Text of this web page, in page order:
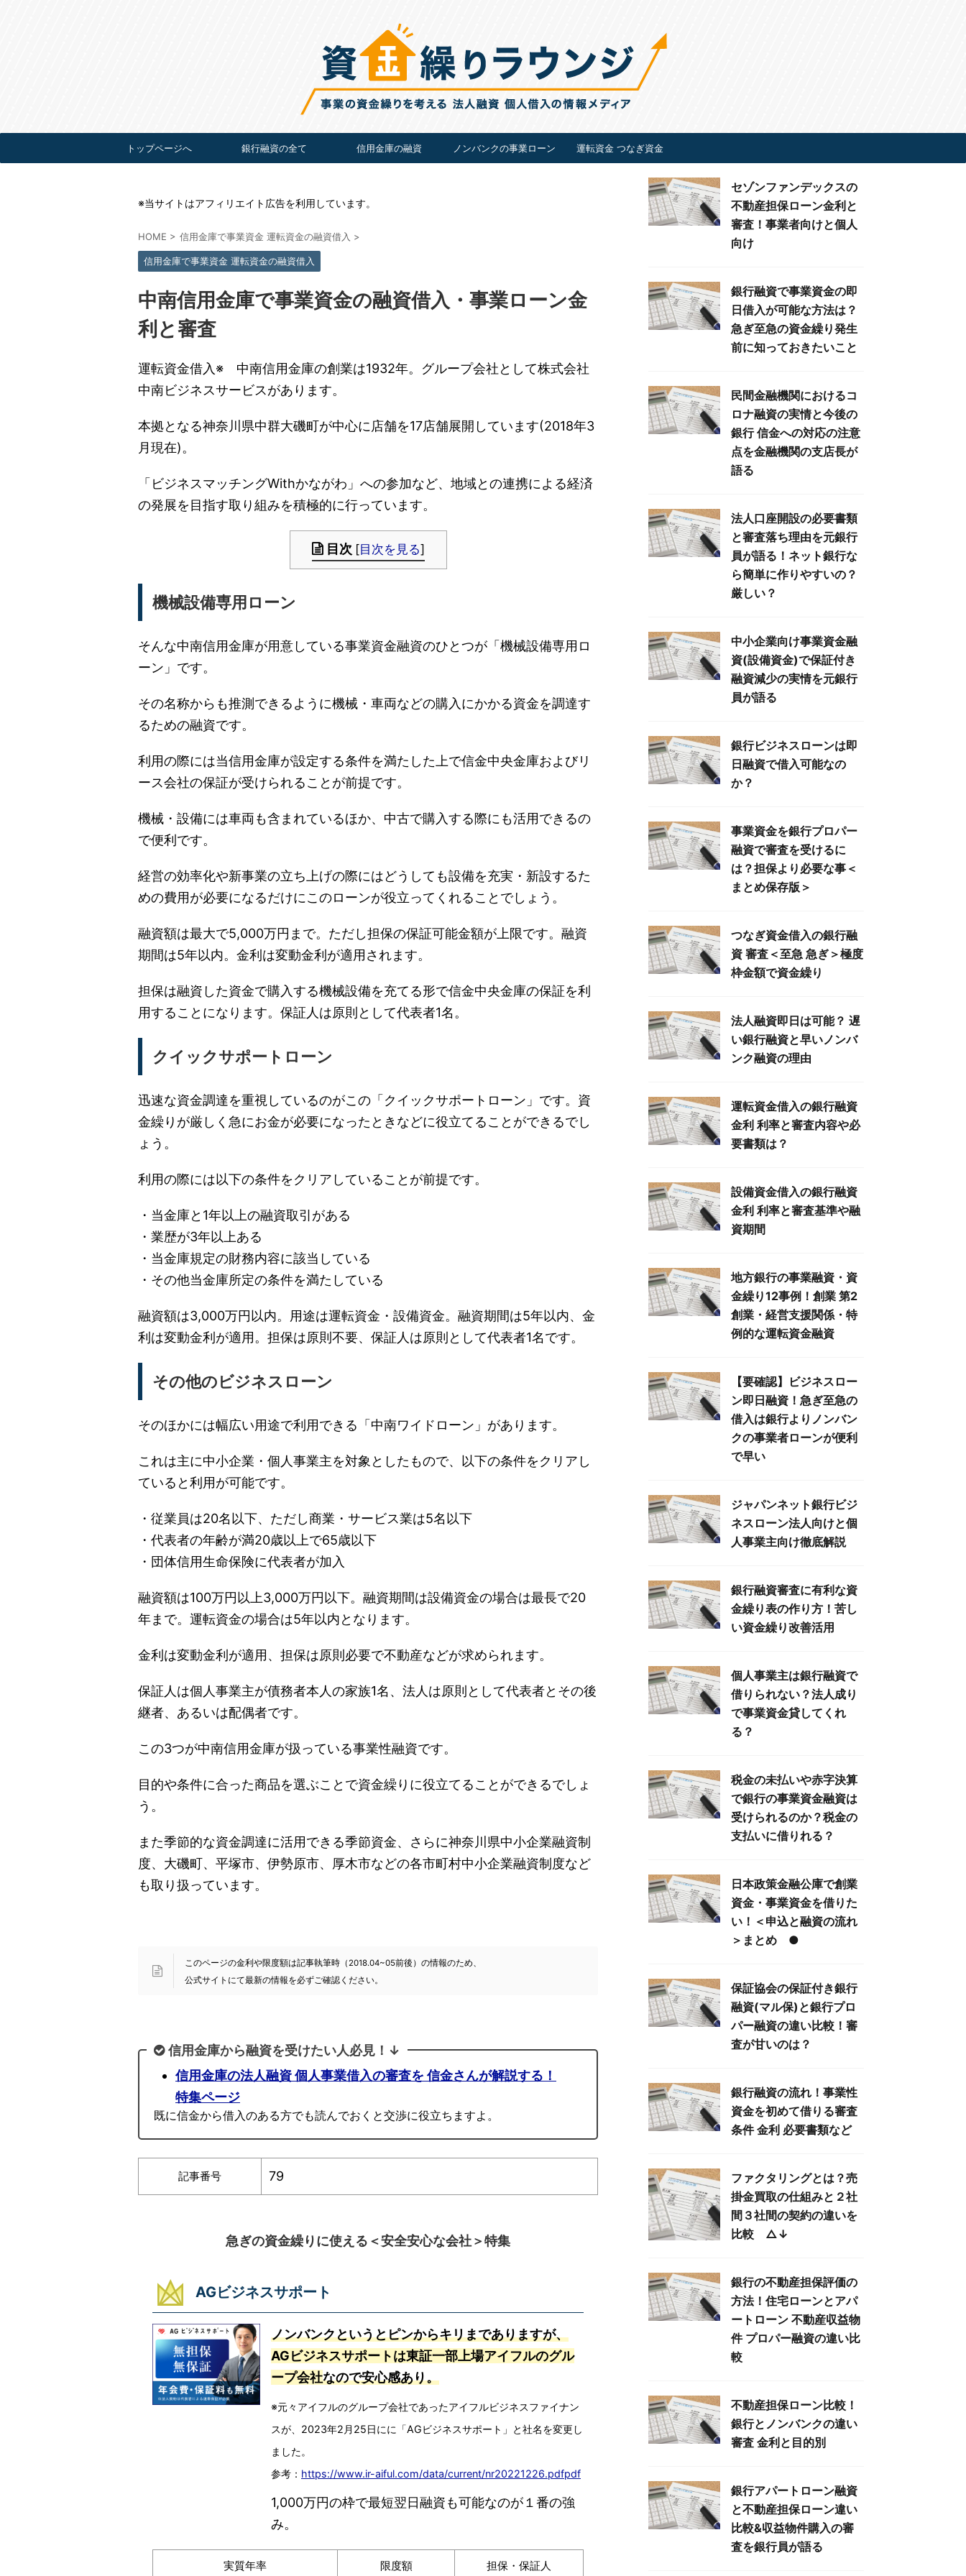
トップページへ 銀行融資の全て 信用金庫の融資 ノンバンクの事業ローン 運転資金 つなぎ資金
※当サイトはアフィリエイト広告を利用しています。
HOME > 信用金庫で事業資金 運転資金の融資借入 >
信用金庫で事業資金 運転資金の融資借入
中南信用金庫で事業資金の融資借入・事業ローン金
利と審査
運転資金借入※ 中南信用金庫の創業は1932年。グループ会社として株式会社
中南ビジネスサービスがあります。
本拠となる神奈川県中群大磯町が中心に店舗を17店舗展開しています(2018年3
月現在)。
「ビジネスマッチングWithかながわ」への参加など、地域との連携による経済
の発展を目指す取り組みを積極的に行っています。
目次 [目次を見る]
機械設備専用ローン
そんな中南信用金庫が用意している事業資金融資のひとつが「機械設備専用ロ
ーン」です。
その名称からも推測できるように機械・車両などの購入にかかる資金を調達す
るための融資です。
利用の際には当信用金庫が設定する条件を満たした上で信金中央金庫およびリ
ース会社の保証が受けられることが前提です。
機械・設備には車両も含まれているほか、中古で購入する際にも活用できるの
で便利です。
経営の効率化や新事業の立ち上げの際にはどうしても設備を充実・新設するた
めの費用が必要になるだけにこのローンが役立ってくれることでしょう。
融資額は最大で5,000万円まで。ただし担保の保証可能金額が上限です。融資
期間は5年以内。金利は変動金利が適用されます。
担保は融資した資金で購入する機械設備を充てる形で信金中央金庫の保証を利
用することになります。保証人は原則として代表者1名。
クイックサポートローン
迅速な資金調達を重視しているのがこの「クイックサポートローン」です。資
金繰りが厳しく急にお金が必要になったときなどに役立てることができるでし
ょう。
利用の際には以下の条件をクリアしていることが前提です。
・当金庫と1年以上の融資取引がある
・業歴が3年以上ある
・当金庫規定の財務内容に該当している
・その他当金庫所定の条件を満たしている
融資額は3,000万円以内。用途は運転資金・設備資金。融資期間は5年以内、金
利は変動金利が適用。担保は原則不要、保証人は原則として代表者1名です。
その他のビジネスローン
そのほかには幅広い用途で利用できる「中南ワイドローン」があります。
これは主に中小企業・個人事業主を対象としたもので、以下の条件をクリアし
ていると利用が可能です。
・従業員は20名以下、ただし商業・サービス業は5名以下
・代表者の年齢が満20歳以上で65歳以下
・団体信用生命保険に代表者が加入
融資額は100万円以上3,000万円以下。融資期間は設備資金の場合は最長で20
年まで。運転資金の場合は5年以内となります。
金利は変動金利が適用、担保は原則必要で不動産などが求められます。
保証人は個人事業主が債務者本人の家族1名、法人は原則として代表者とその後
継者、あるいは配偶者です。
この3つが中南信用金庫が扱っている事業性融資です。
目的や条件に合った商品を選ぶことで資金繰りに役立てることができるでしょ
う。
また季節的な資金調達に活用できる季節資金、さらに神奈川県中小企業融資制
度、大磯町、平塚市、伊勢原市、厚木市などの各市町村中小企業融資制度など
も取り扱っています。
このページの金利や限度額は記事執筆時（2018.04~05前後）の情報のため、
公式サイトにて最新の情報を必ずご確認ください。
信用金庫から融資を受けたい人必見！↓
信用金庫の法人融資 個人事業借入の審査を 信金さんが解説する！
特集ページ
既に信金から借入のある方でも読んでおくと交渉に役立ちますよ。
記事番号 79
急ぎの資金繰りに使える＜安全安心な会社＞特集
AGビジネスサポート
ノンバンクというとピンからキリまでありますが、
AGビジネスサポートは東証一部上場アイフルのグル
ープ会社なので安心感あり。
※元々アイフルのグループ会社であったアイフルビジネスファイナン
スが、2023年2月25日にに「AGビジネスサポート」と社名を変更し
ました。
参考： https://www.ir-aiful.com/data/current/nr20221226.pdfpdf
1,000万円の枠で最短翌日融資も可能なのが１番の強
み。
実質年率 限度額 担保・保証人
セゾンファンデックスの
不動産担保ローン金利と
審査！事業者向けと個人
向け
銀行融資で事業資金の即
日借入が可能な方法は？
急ぎ至急の資金繰り発生
前に知っておきたいこと
民間金融機関におけるコ
ロナ融資の実情と今後の
銀行 信金への対応の注意
点を金融機関の支店長が
語る
法人口座開設の必要書類
と審査落ち理由を元銀行
員が語る！ネット銀行な
ら簡単に作りやすいの？
厳しい？
中小企業向け事業資金融
資(設備資金)で保証付き
融資減少の実情を元銀行
員が語る
銀行ビジネスローンは即
日融資で借入可能なの
か？
事業資金を銀行プロパー
融資で審査を受けるに
は？担保より必要な事＜
まとめ保存版＞
つなぎ資金借入の銀行融
資 審査＜至急 急ぎ＞極度
枠金額で資金繰り
法人融資即日は可能？ 遅
い銀行融資と早いノンバ
ンク融資の理由
運転資金借入の銀行融資
金利 利率と審査内容や必
要書類は？
設備資金借入の銀行融資
金利 利率と審査基準や融
資期間
地方銀行の事業融資・資
金繰り12事例！創業 第2
創業・経営支援関係・特
例的な運転資金融資
【要確認】ビジネスロー
ン即日融資！急ぎ至急の
借入は銀行よりノンバン
クの事業者ローンが便利
で早い
ジャパンネット銀行ビジ
ネスローン法人向けと個
人事業主向け徹底解説
銀行融資審査に有利な資
金繰り表の作り方！苦し
い資金繰り改善活用
個人事業主は銀行融資で
借りられない？法人成り
で事業資金貸してくれ
る？
税金の未払いや赤字決算
で銀行の事業資金融資は
受けられるのか？税金の
支払いに借りれる？
日本政策金融公庫で創業
資金・事業資金を借りた
い！＜申込と融資の流れ
＞まとめ ●
保証協会の保証付き銀行
融資(マル保)と銀行プロ
パー融資の違い比較！審
査が甘いのは？
銀行融資の流れ！事業性
資金を初めて借りる審査
条件 金利 必要書類など
ファクタリングとは？売
掛金買取の仕組みと２社
間３社間の契約の違いを
比較 △↓
銀行の不動産担保評価の
方法！住宅ローンとアパ
ートローン 不動産収益物
件 プロパー融資の違い比
較
不動産担保ローン比較！
銀行とノンバンクの違い
審査 金利と目的別
銀行アパートローン融資
と不動産担保ローン違い
比較&収益物件購入の審
査を銀行員が語る